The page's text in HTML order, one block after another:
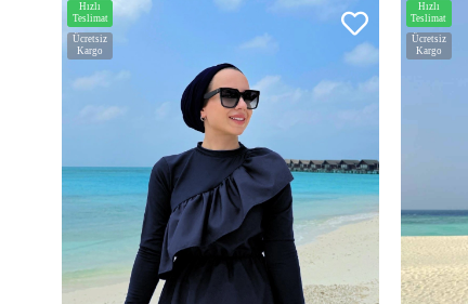
Ücretsiz
Kargo
Hızlı
Teslimat
Ücretsiz
Kargo
Hızlı
Teslimat